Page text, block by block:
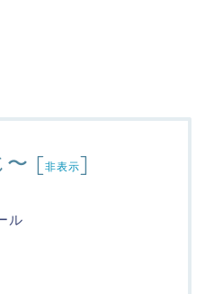
〜 [非表示]
ル